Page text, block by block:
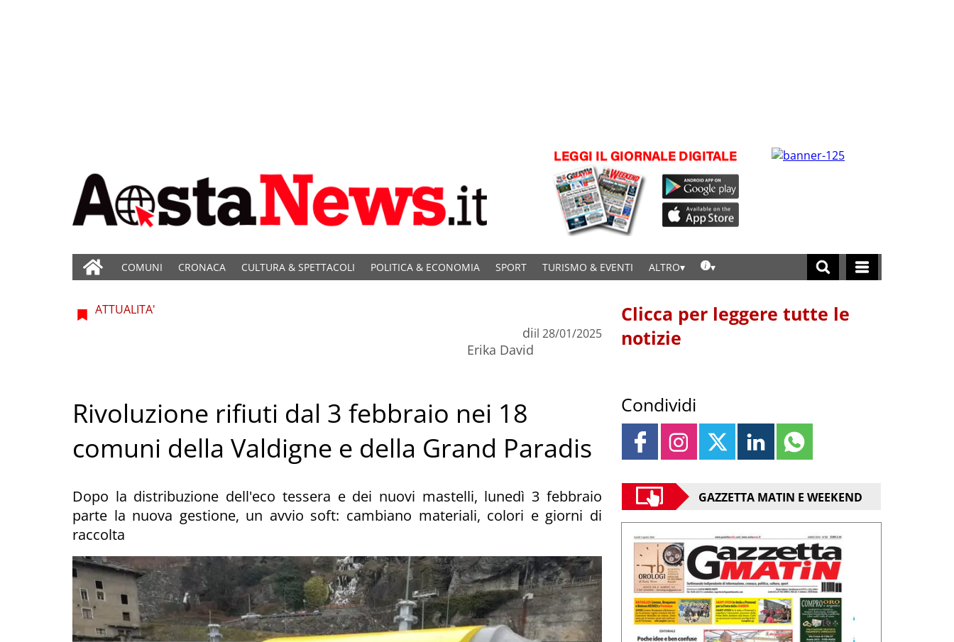
COMUNI CRONACA CULTURA & SPETTACOLI POLITICA & ECONOMIA SPORT TURISMO & EVENTI ALTRO
ATTUALITA'
di
Erika David
il 28/01/2025
Rivoluzione rifiuti dal 3 febbraio nei 18
comuni della Valdigne e della Grand Paradis
Dopo la distribuzione dell'eco tessera e dei nuovi mastelli, lunedì 3 febbraio
parte la nuova gestione, un avvio soft: cambiano materiali, colori e giorni di
raccolta
Clicca per leggere tutte le
notizie
Condividi
GAZZETTA MATIN E WEEKEND